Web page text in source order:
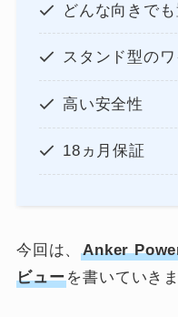
どんな向きで
スタンド型の
高い安全性
18ヵ月保証
今回は、Anker
ビューを書いていき